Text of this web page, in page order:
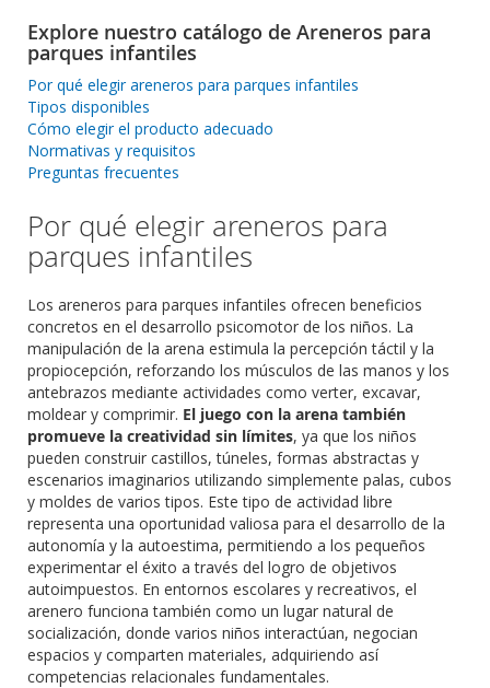
Explore nuestro catálogo de Areneros para
parques infantiles
Por qué elegir areneros para parques infantiles
Tipos disponibles
Cómo elegir el producto adecuado
Normativas y requisitos
Preguntas frecuentes
Por qué elegir areneros para
parques infantiles
Los areneros para parques infantiles ofrecen beneficios
concretos en el desarrollo psicomotor de los niños. La
manipulación de la arena estimula la percepción táctil y la
propiocepción, reforzando los músculos de las manos y los
antebrazos mediante actividades como verter, excavar,
moldear y comprimir. El juego con la arena también
promueve la creatividad sin límites, ya que los niños
pueden construir castillos, túneles, formas abstractas y
escenarios imaginarios utilizando simplemente palas, cubos
y moldes de varios tipos. Este tipo de actividad libre
representa una oportunidad valiosa para el desarrollo de la
autonomía y la autoestima, permitiendo a los pequeños
experimentar el éxito a través del logro de objetivos
autoimpuestos. En entornos escolares y recreativos, el
arenero funciona también como un lugar natural de
socialización, donde varios niños interactúan, negocian
espacios y comparten materiales, adquiriendo así
competencias relacionales fundamentales.